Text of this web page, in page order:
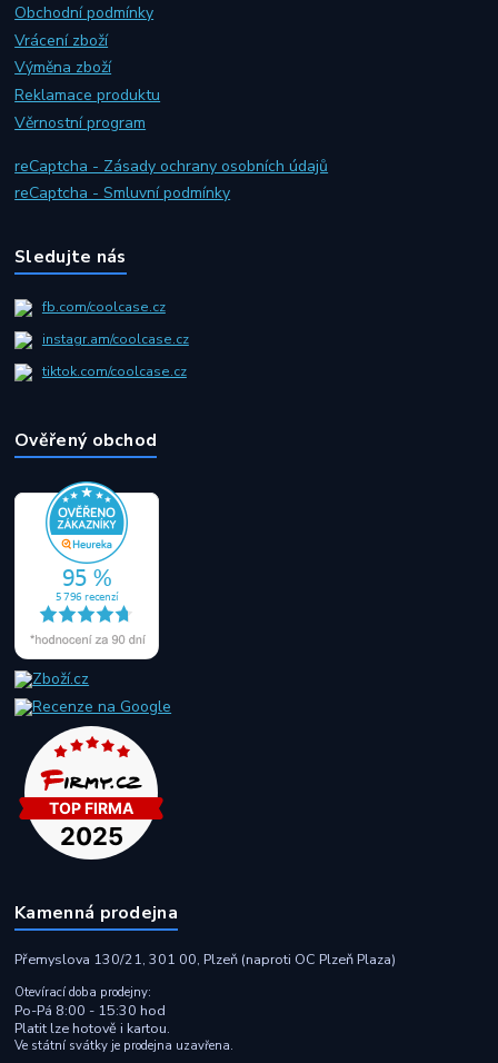
Obchodní podmínky
Vrácení zboží
Výměna zboží
Reklamace produktu
Věrnostní program
reCaptcha - Zásady ochrany osobních údajů
reCaptcha - Smluvní podmínky
Sledujte nás
fb.com/coolcase.cz
instagr.am/coolcase.cz
tiktok.com/coolcase.cz
Ověřený obchod
Kamenná prodejna
Přemyslova 130/21, 301 00, Plzeň (naproti OC Plzeň Plaza)
Otevírací doba prodejny:
Po-Pá 8:00 - 15:30 hod
Platit lze hotově i kartou.
Ve státní svátky je prodejna uzavřena.